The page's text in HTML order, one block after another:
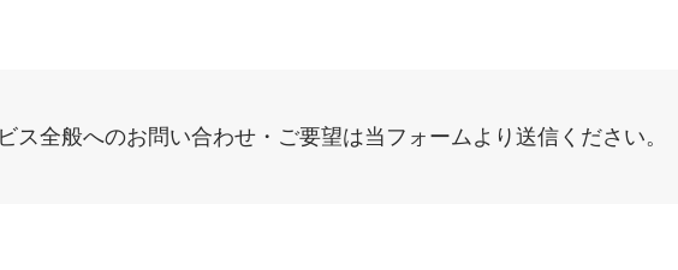
ス全般へのお問い合わせ・ご要望は当フォームより送信ください。